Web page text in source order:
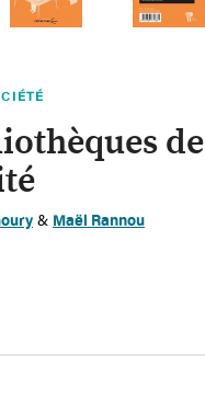
de
& Maël Rannou